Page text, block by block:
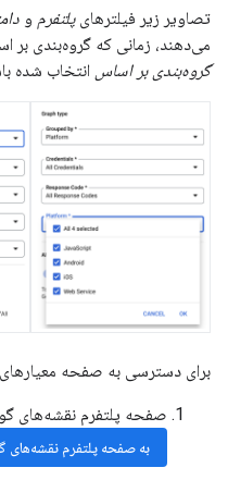
تصاویر زیر فیلترهایپلتفرم و
می‌دهند، زمانی که گروه‌بندی بر
گروه‌بندی بر اساس انتخاب شده
برای دسترسی به صفحه معیارهای API پلتفرم نقشه‌های گوگل:
صفحه پلتفرم نقشه‌های
به صفحه پلتفرم نقشه‌های